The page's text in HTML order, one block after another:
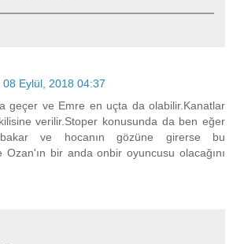
08 Eylül, 2018 04:37
geçer ve Emre en uçta da olabilir.Kanatlar
verilir.Stoper konusunda da ben eğer
ve hocanın gözüne girerse bu
Ozan'ın bir anda onbir oyuncusu olacağını